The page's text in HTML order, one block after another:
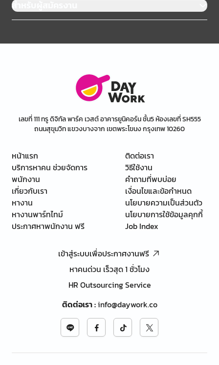
สำหรับผู้สมัครงาน
เลขที่ 111 ทรู ดิจิทัล พาร์ค เวสต์ อาคารยูนิคอร์น ชั้น5 ห้องเลขที่ SH555
ถนนสุขุมวิท แขวงบางจาก เขตพระโขนง กรุงเทพ 10260
หน้าแรก
บริการหาคน ช่วยจัดการ
พนักงาน
เกี่ยวกับเรา
หางาน
หางานพาร์ทไทม์
ประกาศหาพนักงาน ฟรี
ติดต่อเรา
วิธีใช้งาน
คำถามที่พบบ่อย
เงื่อนไขและข้อกำหนด
นโยบายความเป็นส่วนตัว
นโยบายการใช้ข้อมูลคุกกี้
Job Index
เข้าสู่ระบบเพื่อประกาศงานฟรี
หาคนด่วน เร็วสุด 1 ชั่วโมง
HR Outsourcing Service
ติดต่อเรา:info@daywork.co